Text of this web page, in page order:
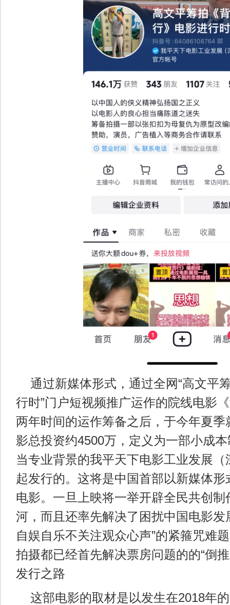
通过新媒体形式，通过全网“高文平
行时”门户短视频推广运作的院线电影
两年时间的运作筹备之后，于今年夏季
影总投资约4500万，定义为一部小成
当专业背景的我平天下电影工业发展
起发行的。这将是中国首部以新媒体
电影。一旦上映将一举开辟全民共创制
河，而且还率先解决了困扰中国电影发
自娱自乐不关注观众心声”的紧箍咒难
拍摄都已经首先解决票房问题的的“倒
发行之路
这部电影的取材是以发生在2018年